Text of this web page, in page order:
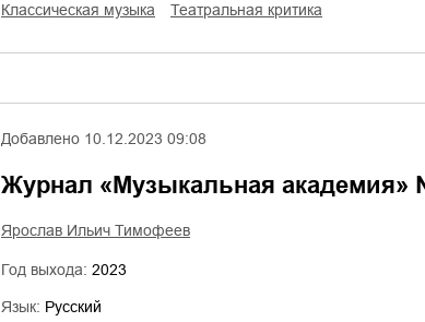
классическая музыка
театральная критика
Добавлено 10.12.2023 09:08
Журнал «Музыкальная академия»
Ярослав Ильич Тимофеев
Год выхода: 2023
Язык: Русский